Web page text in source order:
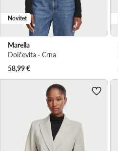
Novitet
Marella
Dolčevita · Crna
58,99€